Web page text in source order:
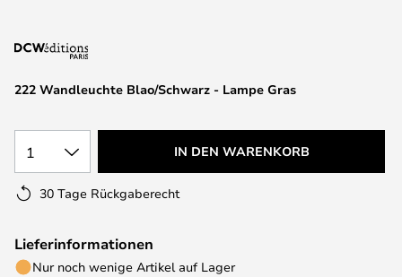
222 Wandleuchte Blao/Schwarz - Lampe Gras
1 IN DEN WARENKORB
30 Tage Rückgaberecht
Lieferinformationen
Nur noch wenige Artikel auf Lager